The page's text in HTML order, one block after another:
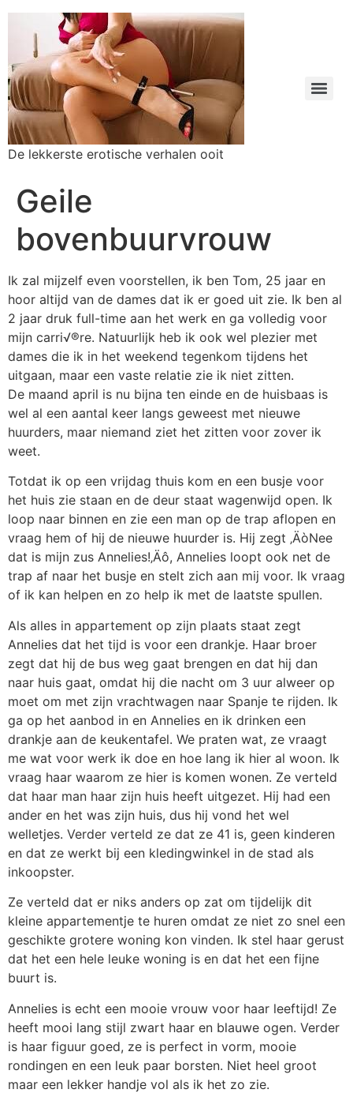
De lekkerste erotische verhalen ooit
Geile
bovenbuurvrouw
Ik zal mijzelf even voorstellen, ik ben Tom, 25 jaar en
hoor altijd van de dames dat ik er goed uit zie. Ik ben al
2 jaar druk full-time aan het werk en ga volledig voor
mijn carri√®re. Natuurlijk heb ik ook wel plezier met
dames die ik in het weekend tegenkom tijdens het
uitgaan, maar een vaste relatie zie ik niet zitten.
De maand april is nu bijna ten einde en de huisbaas is
wel al een aantal keer langs geweest met nieuwe
huurders, maar niemand ziet het zitten voor zover ik
weet.
Totdat ik op een vrijdag thuis kom en een busje voor
het huis zie staan en de deur staat wagenwijd open. Ik
loop naar binnen en zie een man op de trap aflopen en
vraag hem of hij de nieuwe huurder is. Hij zegt ‚ÄòNee
dat is mijn zus Annelies!‚Äô, Annelies loopt ook net de
trap af naar het busje en stelt zich aan mij voor. Ik vraag
of ik kan helpen en zo help ik met de laatste spullen.
Als alles in appartement op zijn plaats staat zegt
Annelies dat het tijd is voor een drankje. Haar broer
zegt dat hij de bus weg gaat brengen en dat hij dan
naar huis gaat, omdat hij die nacht om 3 uur alweer op
moet om met zijn vrachtwagen naar Spanje te rijden. Ik
ga op het aanbod in en Annelies en ik drinken een
drankje aan de keukentafel. We praten wat, ze vraagt
me wat voor werk ik doe en hoe lang ik hier al woon. Ik
vraag haar waarom ze hier is komen wonen. Ze verteld
dat haar man haar zijn huis heeft uitgezet. Hij had een
ander en het was zijn huis, dus hij vond het wel
welletjes. Verder verteld ze dat ze 41 is, geen kinderen
en dat ze werkt bij een kledingwinkel in de stad als
inkoopster.
Ze verteld dat er niks anders op zat om tijdelijk dit
kleine appartementje te huren omdat ze niet zo snel een
geschikte grotere woning kon vinden. Ik stel haar gerust
dat het een hele leuke woning is en dat het een fijne
buurt is.
Annelies is echt een mooie vrouw voor haar leeftijd! Ze
heeft mooi lang stijl zwart haar en blauwe ogen. Verder
is haar figuur goed, ze is perfect in vorm, mooie
rondingen en een leuk paar borsten. Niet heel groot
maar een lekker handje vol als ik het zo zie.